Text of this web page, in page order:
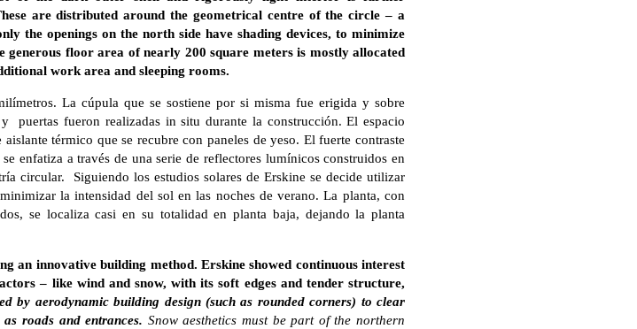
are distributed around the geometrical centre of the circle – a
the openings on the north side have shading devices, to minimize
floor area of nearly 200 square meters is mostly allocated
work area and sleeping rooms.
La cúpula que se sostiene por si misma fue erigida y sobre
puertas fueron realizadas in situ durante la construcción. El espacio
térmico que se recubre con paneles de yeso. El fuerte contraste
enfatiza a través de una serie de reflectores lumínicos construidos en
circular. Siguiendo los estudios solares de Erskine se decide utilizar
la intensidad del sol en las noches de verano. La planta, con
se localiza casi en su totalidad en planta baja, dejando la planta
an innovative building method. Erskine showed continuous interest
– like wind and snow, with its soft edges and tender structure,
by aerodynamic building design (such as rounded corners) to clear
roads and entrances. Snow aesthetics must be part of the northern